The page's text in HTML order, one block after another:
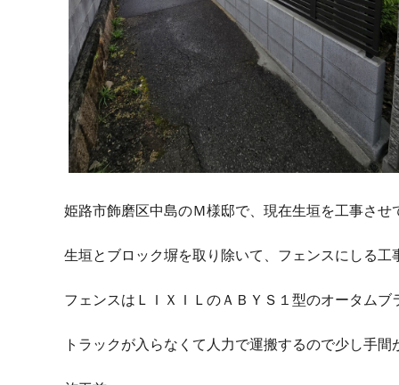
姫路市飾磨区中島のＭ様邸で、現在生垣を工事させ
生垣とブロック塀を取り除いて、フェンスにしる工
フェンスはＬＩＸＩＬのＡＢＹＳ１型のオータムブ
トラックが入らなくて人力で運搬するので少し手